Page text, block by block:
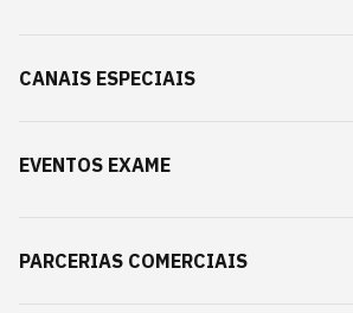
CANAIS ESPECIAIS
EVENTOS EXAME
PARCERIAS COMERCIAIS